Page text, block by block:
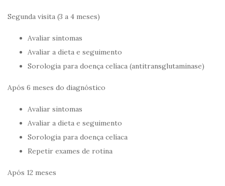
Segunda visita (3 a 4 meses)
Avaliar sintomas
Avaliar a dieta e seguimento
Sorologia para doença celíaca (antitransglutaminase)
Após 6 meses do diagnóstico
Avaliar sintomas
Avaliar a dieta e seguimento
Sorologia para doença celíaca
Repetir exames de rotina
Após 12 meses